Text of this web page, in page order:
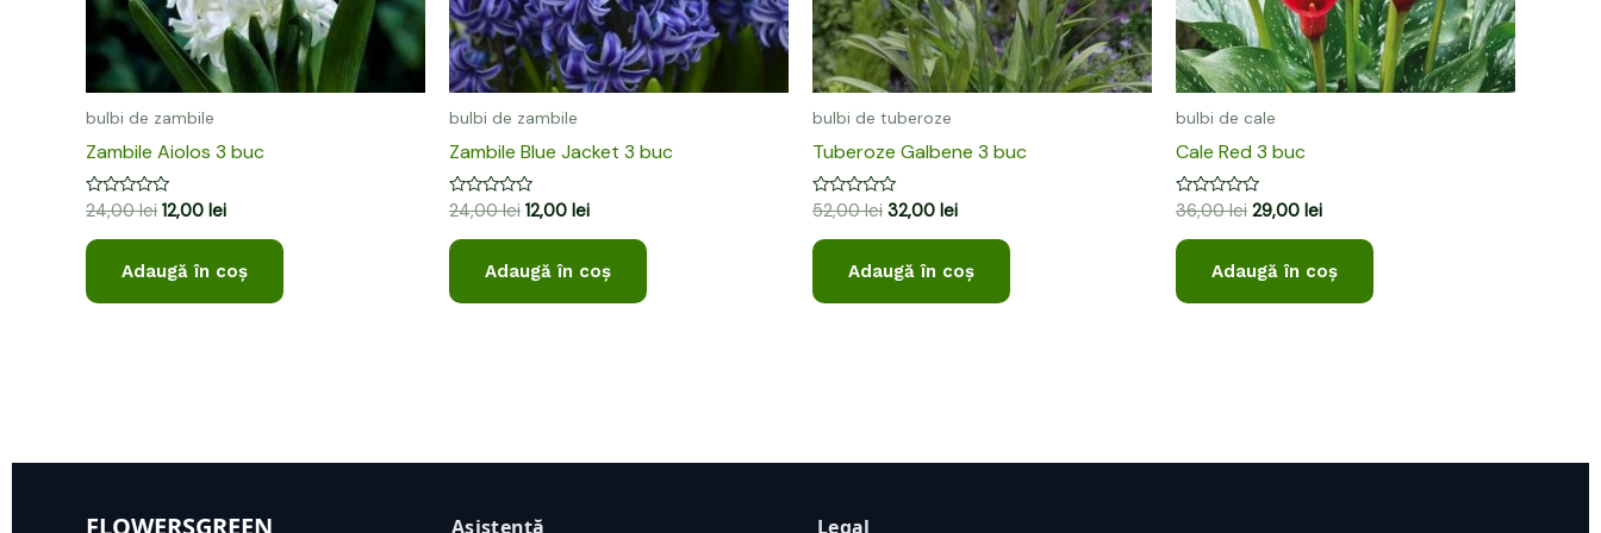
bulbi de zambile
Zambile Aiolos 3 buc
Evaluat
0
din
24,00lei 12,00 lei
Adaugă în coș
bulbi de zambile
Zambile Blue Jacket 3 buc
Evaluat
0
din
24,00lei 12,00 lei
Adaugă în coș
bulbi de tuberoze
Tuberoze Galbene 3 buc
Evaluat
0
din
52,00lei 32,00 lei
Adaugă în coș
bulbi de cale
Cale Red 3 buc
Evaluat
0
din
36,00lei 29,00 lei
Adaugă în coș
FLOWERSGREEN Asistență Legal